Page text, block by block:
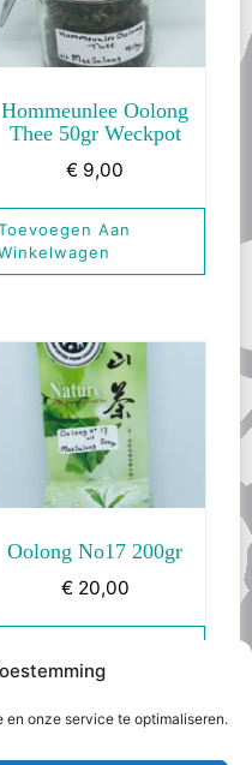
onze service te optimaliseren.
Hommeunlee Oolong
Thee 50gr Weckpot
€ 9,00
Aan
Oolong No17 200gr
€ 20,00
Winkelwagen